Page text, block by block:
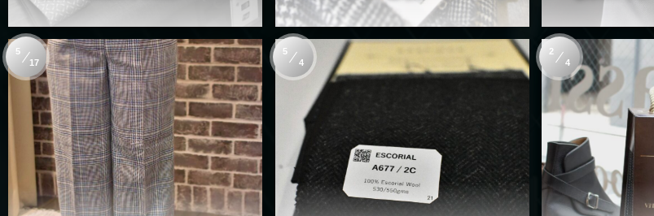
5
17
5
4
2
4